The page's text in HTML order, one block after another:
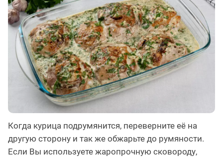
Когда курица подрумянится, переверните её на
другую сторону и так же обжарьте до румяности.
Если Вы используете жаропрочную сковороду,